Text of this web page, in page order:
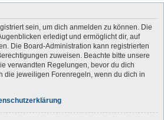
sein, um dich anmelden zu können. Die
erledigt und ermöglicht dir, auf
Die Board-Administration kann registrierten
zuweisen. Beachte bitte unsere
verwandten Regelungen, bevor du dich
die jeweiligen Forenregeln, wenn du dich in